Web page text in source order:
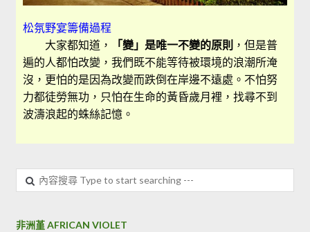
松氛野宴籌備過程
大家都知道，
「變」是唯一不變的原則 ，但是普
遍的人都怕改變，我們既不能等待被環境的浪潮所淹
沒，更怕的是因為改變而跌倒在岸邊不遠處。不怕努
力都徒勞無功，只怕在生命的黃昏歲月裡，找尋不到
波濤浪起的蛛絲記憶。
非洲堇 AFRICAN VIOLET